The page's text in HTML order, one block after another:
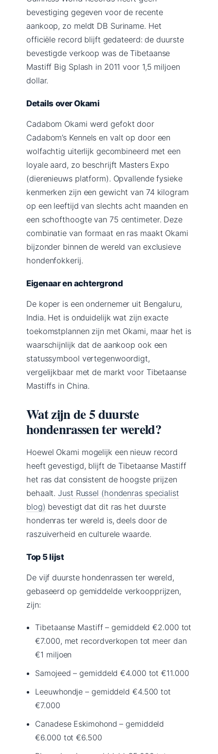
bevestiging gegeven voor de recente
aankoop, zo meldt DB Suriname. Het
officiële record blijft gedateerd: de duurste
bevestigde verkoop was de Tibetaanse
Mastiff Big Splash in 2011 voor 1,5 miljoen
dollar.
Details over Okami
Cadabom Okami werd gefokt door
Cadabom’s Kennels en valt op door een
wolfachtig uiterlijk gecombineerd met een
loyale aard, zo beschrijft Masters Expo
(dierenieuws platform). Opvallende fysieke
kenmerken zijn een gewicht van 74 kilogram
op een leeftijd van slechts acht maanden en
een schofthoogte van 75 centimeter. Deze
combinatie van formaat en ras maakt Okami
bijzonder binnen de wereld van exclusieve
hondenfokkerij.
Eigenaar en achtergrond
De koper is een ondernemer uit Bengaluru,
India. Het is onduidelijk wat zijn exacte
toekomstplannen zijn met Okami, maar het is
waarschijnlijk dat de aankoop ook een
statussymbool vertegenwoordigt,
vergelijkbaar met de markt voor Tibetaanse
Mastiffs in China.
Wat zijn de 5 duurste
hondenrassen ter wereld?
Hoewel Okami mogelijk een nieuw record
heeft gevestigd, blijft de Tibetaanse Mastiff
het ras dat consistent de hoogste prijzen
behaalt.Just Russel (hondenras specialist
blog) bevestigt dat dit ras het duurste
hondenras ter wereld is, deels door de
raszuiverheid en culturele waarde.
Top 5 lijst
De vijf duurste hondenrassen ter wereld,
gebaseerd op gemiddelde verkoopprijzen,
zijn:
Tibetaanse Mastiff – gemiddeld €2.000 tot
€7.000, met recordverkopen tot meer dan
€1 miljoen
Samojeed – gemiddeld €4.000 tot €11.000
Leeuwhondje – gemiddeld €4.500 tot
€7.000
Canadese Eskimohond – gemiddeld
€6.000 tot €6.500